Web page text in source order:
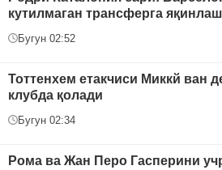
кутилмаган трансферга
Бугун 02:52
Тоттенхем етакчиси Миккй ван
клубда қолади
Бугун 02:34
Рома ва Жан Перо Гасперини